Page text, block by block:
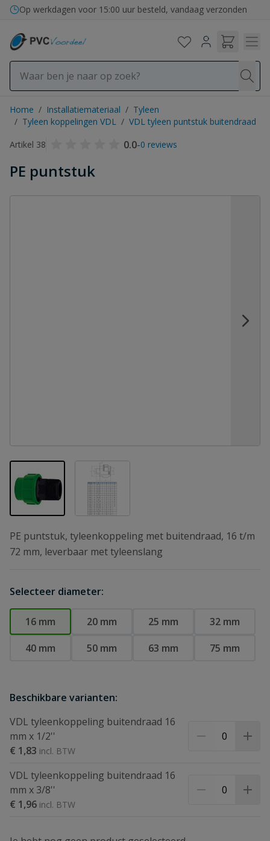
Ga naar de inhoud
Bezorging in binnen- en buitenland
Op werkdagen voor 15:00 uur besteld, vandaag verzonden
Home / Installatiemateriaal / Tyleen
/ Tyleen koppelingen VDL / VDL tyleen puntstuk buitendraad
Artikel 38
0.0-0 reviews
PE puntstuk
View larger imageView larger image
PE puntstuk, tyleenkoppeling met buitendraad, 16 t/m
72 mm, leverbaar met tyleenslang
Selecteer diameter:
16 mm 20 mm 25 mm
32 mm
40 mm
50 mm 63 mm 75 mm
Beschikbare varianten:
VDL tyleenkoppeling buitendraad 16
mm x 1/2''
€ 1,83
VDL tyleenkoppeling buitendraad 16
mm x 3/8''
€ 1,96